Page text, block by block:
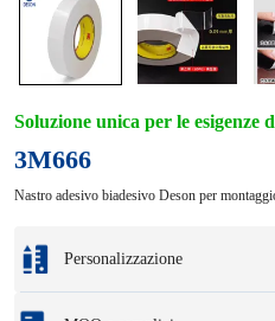
Soluzione unica per le esigenze
3M666
Nastro adesivo biadesivo Deson per
Personalizzazione